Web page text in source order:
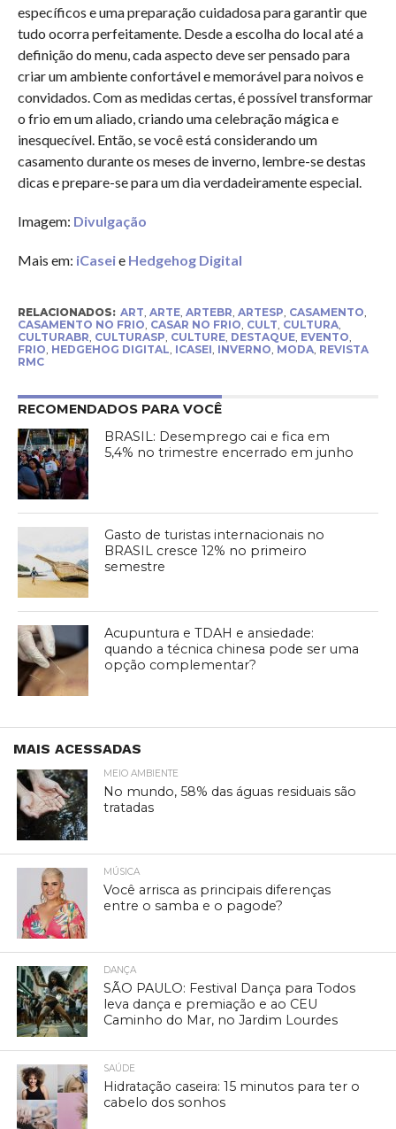
específicos e uma preparação cuidadosa para garantir que
tudo ocorra perfeitamente. Desde a escolha do local até a
definição do menu, cada aspecto deve ser pensado para
criar um ambiente confortável e memorável para noivos e
convidados. Com as medidas certas, é possível transformar
o frio em um aliado, criando uma celebração mágica e
inesquecível. Então, se você está considerando um
casamento durante os meses de inverno, lembre-se destas
dicas e prepare-se para um dia verdadeiramente especial.
Imagem: Divulgação
Mais em: iCaseie Hedgehog Digital
RELACIONADOS: ART ARTE, ARTEBR ARTESP CASAMENTO
CASAMENTO NO FRIO CASAR NO FRIO CULT CULTURA,
CULTURABR CULTURASP CULTURE, DESTAQUE, EVENTO
FRIO HEDGEHOG DIGITAL ICASEI INVERNO MODA, REVISTA
RMC
RECOMENDADOS PARA VOCÊ
BRASIL: Desemprego cai e fica em
5,4% no trimestre encerrado em junho
Gasto de turistas internacionais no
BRASIL cresce 12% no primeiro
semestre
Acupuntura e TDAH e ansiedade:
quando a técnica chinesa pode ser uma
opção complementar?
MAIS ACESSADAS
MEIO AMBIENTE
No mundo, 58% das águas residuais são
tratadas
MÚSICA
Você arrisca as principais diferenças
entre o samba e o pagode?
DANÇA
SÃO PAULO: Festival Dança para Todos
leva dança e premiação e ao CEU
Caminho do Mar, no Jardim Lourdes
SAÚDE
Hidratação caseira: 15 minutos para ter o
cabelo dos sonhos